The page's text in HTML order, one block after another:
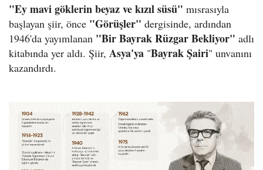
"Ey mavi göklerin beyaz ve kızıl süsü" mısrasıyla
başlayan şiir, önce "Görüşler" dergisinde, ardından
1946'da yayımlanan "Bir Bayrak Rüzgar Bekliyor" adlı
kitabında yer aldı. Şiir, Asya'ya "Bayrak Şairi" unvanını
kazandırdı.